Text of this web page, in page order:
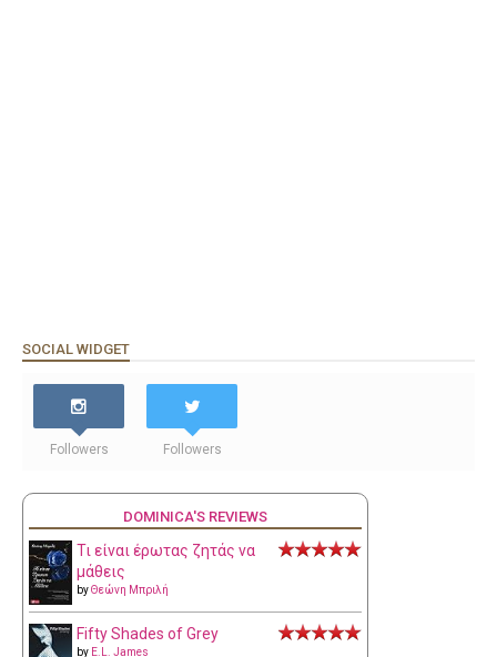
SOCIAL WIDGET
Followers Followers
DOMINICA'S REVIEWS
Τι είναι έρωτας ζητάς να
μάθεις
byΘεώνη Μπριλή
Fifty Shades of Grey
by E.L. James